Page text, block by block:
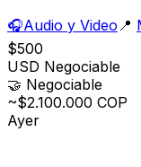
🎧Audio y Video 📍
$500
USD Negociable
🤝 Negociable
~$2.100.000 COP
Ayer